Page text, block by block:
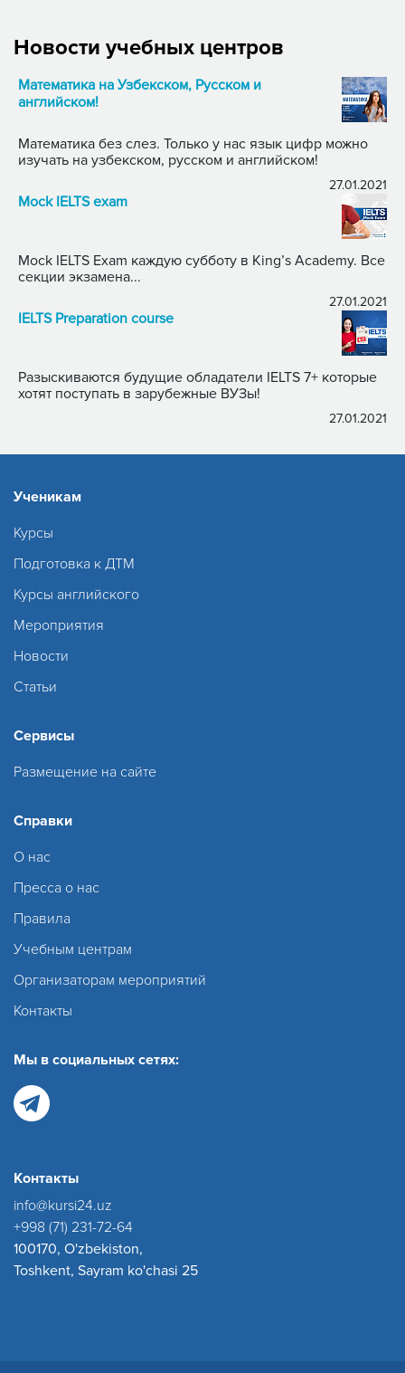
Новости учебных центров
Математика на Узбекском, Русском и
английском!
Математика без слез. Только у нас язык цифр можно
изучать на узбекском, русском и английском!
27.01.2021
Mock IELTS exam
Mock IELTS Exam каждую субботу в King’s Academy. Все
секции экзамена...
27.01.2021
IELTS Preparation course
Разыскиваются будущие обладатели IELTS 7+ которые
хотят поступать в зарубежные ВУЗы!
27.01.2021
Ученикам
Курсы
Подготовка к ДТМ
Курсы английского
Мероприятия
Новости
Статьи
Сервисы
Размещение на сайте
Справки
О нас
Пресса о нас
Правила
Учебным центрам
Организаторам мероприятий
Контакты
Мы в социальных сетях:
Контакты
info@kursi24.uz
+998 (71) 231-72-64
100170, O'zbekiston,
Toshkent, Sayram ko'chasi 25